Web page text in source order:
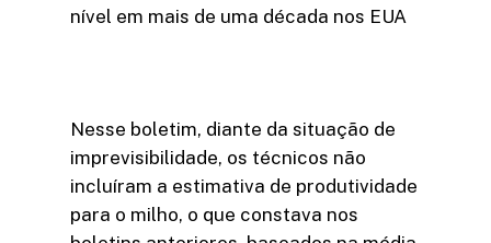
nível em mais de uma década nos EUA
Nesse boletim, diante da situação de
imprevisibilidade, os técnicos não
incluíram a estimativa de produtividade
para o milho, o que constava nos